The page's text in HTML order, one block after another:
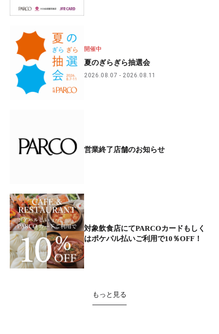
開催中
夏のぎらぎら抽選会
2026.08.07 2026.08.11
営業終了店舗のお知らせ
対象飲食店にてPARCOカードもしく
はポケパル払いご利用で10％OFF！
もっと見る